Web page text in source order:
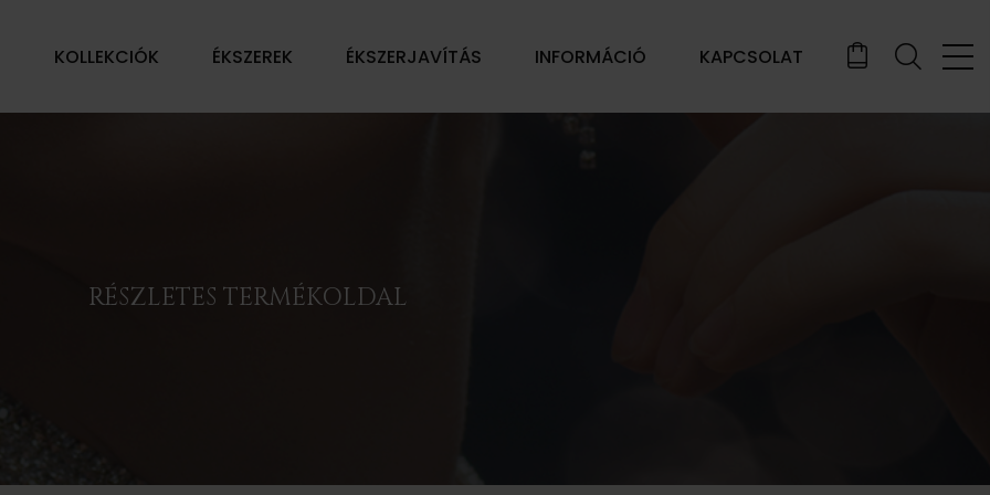
KOLLEKCIÓK ÉKSZEREK ÉKSZERJAVÍTÁS INFORMÁCIÓ KAPCSOLAT
RÉSZLETES TERMÉKOLDAL